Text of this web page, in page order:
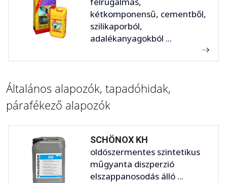
kétkomponensű, cementből,
szilikaporból,
adalékanyagokból ...
Általános alapozók, tapadóhidak,
párafékező alapozók
SCHÖNOX KH
oldószermentes szintetikus
műgyanta diszperzió
elszappanosodás álló ...